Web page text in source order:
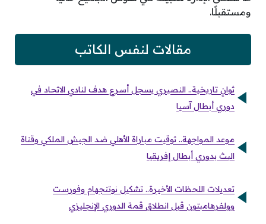
ومستقبلًا.
مقالات لنفس الكاتب
ثوانٍ تاريخية.. النصيري يسجل أسرع هدف لنادي الاتحاد في
دوري أبطال آسيا
موعد المواجهة.. توقيت مباراة الأهلي ضد الجيش الملكي وقناة
البث بدوري أبطال إفريقيا
تعديلات اللحظات الأخيرة.. تشكيل نوتنجهام وفورست
وولفرهامبتون قبل انطلاق قمة الدوري الإنجليزي